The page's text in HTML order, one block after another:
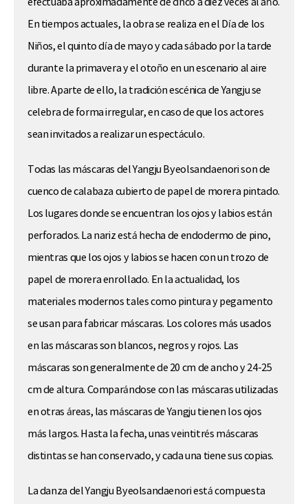
En tiempos actuales, la obra se realiza en el Día de los
Niños, el quinto día de mayo y cada sábado por la tarde
durante la primavera y el otoño en un escenario al aire
libre. Aparte de ello, la tradición escénica de Yangju se
celebra de forma irregular, en caso de que los actores
sean invitados a realizar un espectáculo.
Todas las máscaras del Yangju Byeolsandaenori son de
cuenco de calabaza cubierto de papel de morera pintado.
Los lugares donde se encuentran los ojos y labios están
perforados. La nariz está hecha de endodermo de pino,
mientras que los ojos y labios se hacen con un trozo de
papel de morera enrollado. En la actualidad, los
materiales modernos tales como pintura y pegamento
se usan para fabricar máscaras. Los colores más usados
en las máscaras son blancos, negros y rojos. Las
máscaras son generalmente de 20 cm de ancho y 24-25
cm de altura. Comparándose con las máscaras utilizadas
en otras áreas, las máscaras de Yangju tienen los ojos
más largos. Hasta la fecha, unas veintitrés máscaras
distintas se han conservado, y cada una tiene sus copias.
La danza del Yangju Byeolsandaenori está compuesta